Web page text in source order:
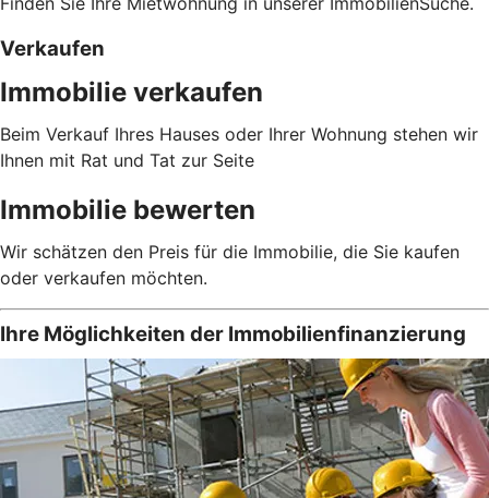
Verkaufen
Immobilie verkaufen
Beim Verkauf Ihres Hauses oder Ihrer Wohnung stehen wir
Ihnen mit Rat und Tat zur Seite
Immobilie bewerten
Wir schätzen den Preis für die Immobilie, die Sie kaufen
oder verkaufen möchten.
Ihre Möglichkeiten der Immobilienfinanzierung